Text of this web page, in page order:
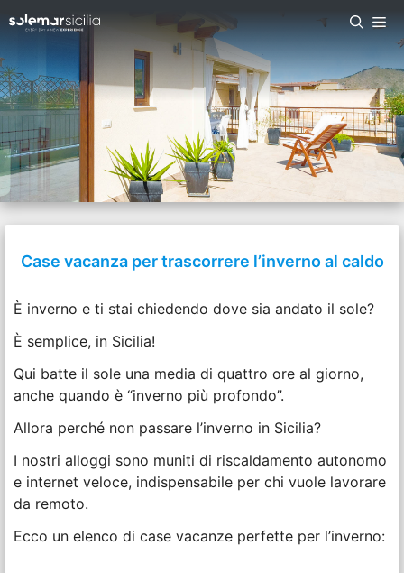
Case vacanza per trascorrere l’inverno al caldo
È inverno e ti stai chiedendo dove sia andato il sole?
È semplice, in Sicilia!
Qui batte il sole una media di quattro ore al giorno,
anche quando è “inverno più profondo”.
Allora perché non passare l’inverno in Sicilia?
I nostri alloggi sono muniti di riscaldamento autonomo
e internet veloce, indispensabile per chi vuole lavorare
da remoto.
Ecco un elenco di case vacanze perfette per l’inverno: